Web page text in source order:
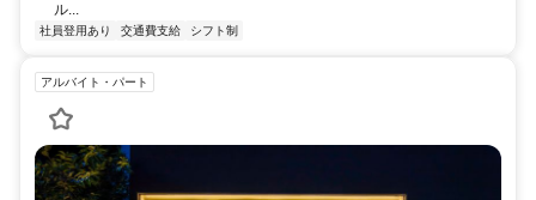
ル...
社員登用あり 交通費支給 シフト制
アルバイト・パート